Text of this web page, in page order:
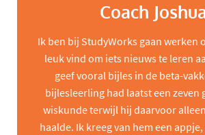
Coach
Ik ben bij StudyWorks gaan werken
leuk vind om iets nieuws te leren
geef vooral bijles in de beta-
bijlesleerling had laatst een zeven
wiskunde terwijl hij daarvoor
haalde. Ik kreeg van hem een